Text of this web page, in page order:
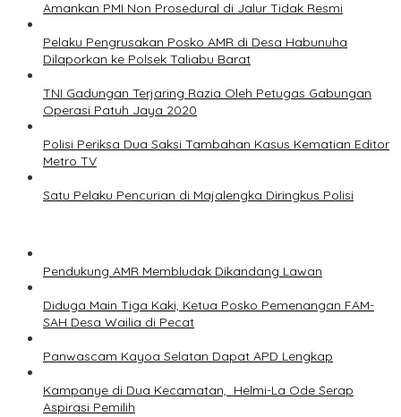
Amankan PMI Non Prosedural di Jalur Tidak Resmi
Pelaku Pengrusakan Posko AMR di Desa Habunuha
Dilaporkan ke Polsek Taliabu Barat
TNI Gadungan Terjaring Razia Oleh Petugas Gabungan
Operasi Patuh Jaya 2020
Polisi Periksa Dua Saksi Tambahan Kasus Kematian Editor
Metro TV
Satu Pelaku Pencurian di Majalengka Diringkus Polisi
Pendukung AMR Membludak Dikandang Lawan
Diduga Main Tiga Kaki, Ketua Posko Pemenangan FAM-
SAH Desa Wailia di Pecat
Panwascam Kayoa Selatan Dapat APD Lengkap
Kampanye di Dua Kecamatan, Helmi-La Ode Serap
Aspirasi Pemilih